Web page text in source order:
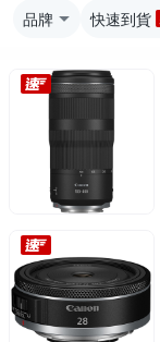
品牌 快速到貨